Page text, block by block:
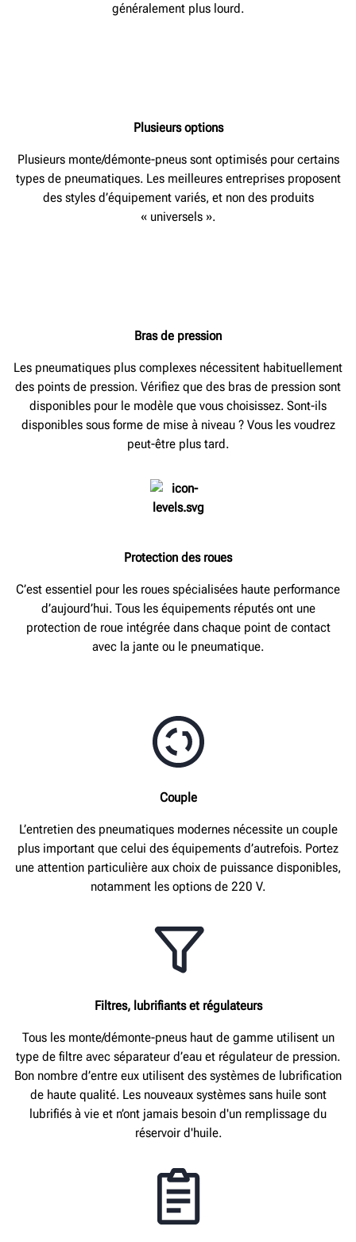
généralement plus lourd.
Plusieurs options
Plusieurs monte/démonte-pneus sont optimisés pour certains
types de pneumatiques. Les meilleures entreprises proposent
des styles d’équipement variés, et non des produits
« universels ».
Bras de pression
Les pneumatiques plus complexes nécessitent habituellement
des points de pression. Vérifiez que des bras de pression sont
disponibles pour le modèle que vous choisissez. Sont-ils
disponibles sous forme de mise à niveau ? Vous les voudrez
peut-être plus tard.
Protection des roues
C’est essentiel pour les roues spécialisées haute performance
d’aujourd’hui. Tous les équipements réputés ont une
protection de roue intégrée dans chaque point de contact
avec la jante ou le pneumatique.
Couple
L’entretien des pneumatiques modernes nécessite un couple
plus important que celui des équipements d’autrefois. Portez
une attention particulière aux choix de puissance disponibles,
notamment les options de 220 V.
Filtres, lubrifiants et régulateurs
Tous les monte/démonte-pneus haut de gamme utilisent un
type de filtre avec séparateur d’eau et régulateur de pression.
Bon nombre d’entre eux utilisent des systèmes de lubrification
de haute qualité. Les nouveaux systèmes sans huile sont
lubrifiés à vie et n’ont jamais besoin d'un remplissage du
réservoir d'huile.